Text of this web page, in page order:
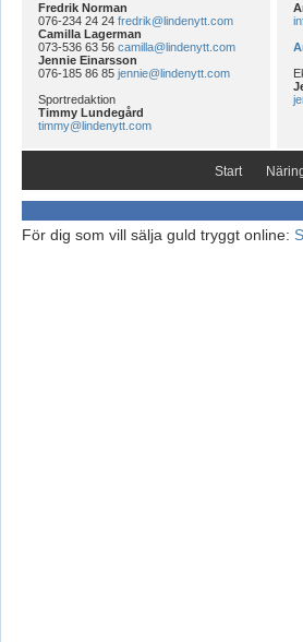
Fredrik Norman
076-234 24 24 fredrik@lindenytt.com
Camilla Lagerman
073-536 63 56 camilla@lindenytt.com
Jennie Einarsson
076-185 86 85 jennie@lindenytt.com
Sportredaktion
Timmy Lundegård
timmy@lindenytt.com
Start
För dig som vill sälja guld tryggt online: